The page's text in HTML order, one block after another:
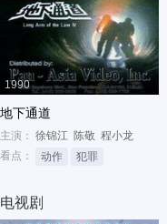
1990
地下通道
主演： 徐锦江 陈敬 程小龙
看点：
动作 犯罪
电视剧